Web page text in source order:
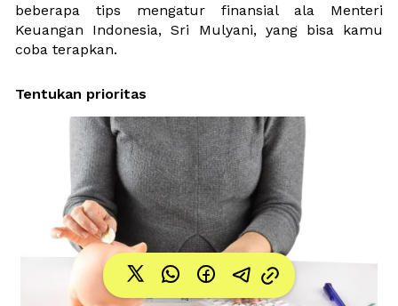
beberapa tips mengatur finansial ala Menteri
Keuangan Indonesia, Sri Mulyani, yang bisa kamu
coba terapkan.
Tentukan prioritas